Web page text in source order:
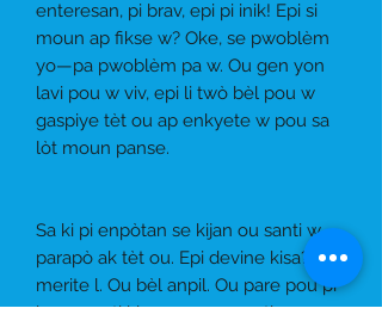
enteresan, pi brav, epi pi inik! Epi si
moun ap fikse w? Oke, se pwoblèm
yo—pa pwoblèm pa w. Ou gen yon
lavi pou w viv, epi li twò bèl pou w
gaspiye tèt ou ap enkyete w pou sa
lòt moun panse.
Sa ki pi enpòtan se kijan ou santi w
parapò ak tèt ou. Epi devine kisa? Ou
merite l. Ou bèl anpil. Ou pare pou pi
bon avanti ki genyen—avanti pou w